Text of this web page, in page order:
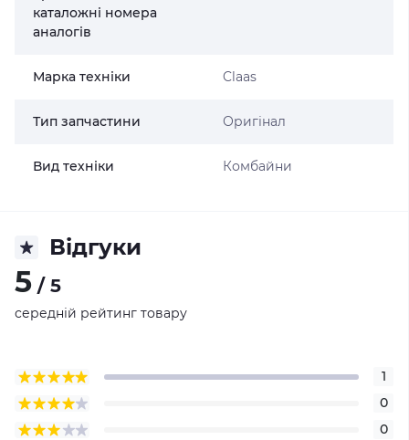
каталожні номера
аналогів
Марка техніки Claas
Тип запчастини Оригінал
Вид техніки Комбайни
Відгуки
5 / 5
середній рейтинг товару
1
0
0